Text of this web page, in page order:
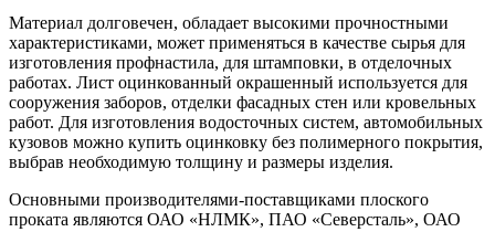
Материал долговечен, обладает высокими прочностными
характеристиками, может применяться в качестве сырья для
изготовления профнастила, для штамповки, в отделочных
работах. Лист оцинкованный окрашенный используется для
сооружения заборов, отделки фасадных стен или кровельных
работ. Для изготовления водосточных систем, автомобильных
кузовов можно купить оцинковку без полимерного покрытия,
выбрав необходимую толщину и размеры изделия.
Основными производителями-поставщиками плоского
проката являются ОАО «НЛМК», ПАО «Северсталь», ОАО